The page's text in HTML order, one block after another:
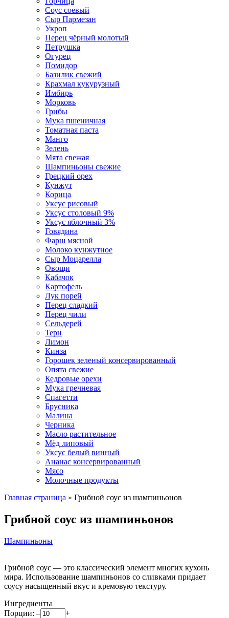
Соус соевый
Сыр Пармезан
Укроп
Перец чёрный молотый
Петрушка
Огурец
Помидор
Базилик свежий
Крахмал кукурузный
Имбирь
Морковь
Грибы
Мука пшеничная
Томатная паста
Манго
Зелень
Мята свежая
Шампиньоны свежие
Грецкий орех
Кунжут
Корица
Уксус рисовый
Уксус столовый 9%
Уксус яблочный 3%
Говядина
Фарш мясной
Молоко кунжутное
Сыр Моцарелла
Овощи
Кабачок
Картофель
Лук порей
Перец сладкий
Перец чили
Сельдерей
Терн
Лимон
Кинза
Горошек зеленый консервированный
Опята свежие
Кедровые орехи
Мука гречневая
Спагетти
Брусника
Малина
Черника
Масло растительное
Мёд липовый
Уксус белый винный
Ананас консервированный
Мясо
Молочные продукты
Главная страница » Грибной соус из шампиньонов
Грибной соус из шампиньонов
Шампиньоны
Грибной соус — это классический элемент многих кухонь
мира. Использование шампиньонов со сливками придает
соусу насыщенный вкус и кремовую текстуру.
Ингредиенты
Порции: – +